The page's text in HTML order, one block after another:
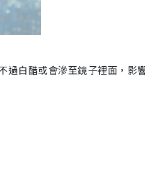
過白醋或會滲至鏡子裡面，影